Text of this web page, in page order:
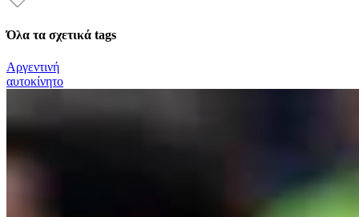
Όλα τα σχετικά tags
Αργεντινή
αυτοκίνητο